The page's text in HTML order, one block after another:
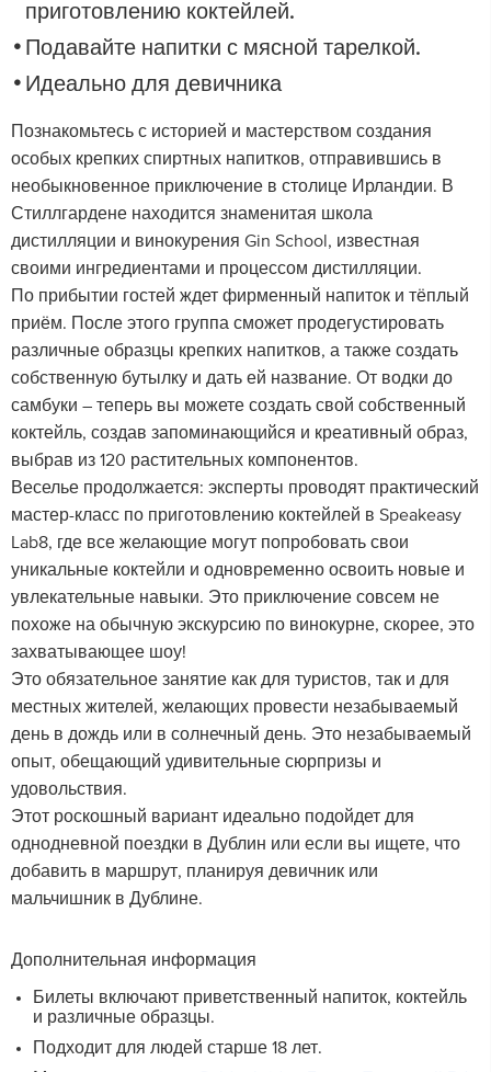
приготовлению коктейлей.
Подавайте напитки с мясной тарелкой.
Идеально для девичника
Познакомьтесь с историей и мастерством создания
особых крепких спиртных напитков, отправившись в
необыкновенное приключение в столице Ирландии. В
Стиллгардене находится знаменитая школа
дистилляции и винокурения Gin School, известная
своими ингредиентами и процессом дистилляции.
По прибытии гостей ждет фирменный напиток и тёплый
приём. После этого группа сможет продегустировать
различные образцы крепких напитков, а также создать
собственную бутылку и дать ей название. От водки до
самбуки – теперь вы можете создать свой собственный
коктейль, создав запоминающийся и креативный образ,
выбрав из 120 растительных компонентов.
Веселье продолжается: эксперты проводят практический
мастер-класс по приготовлению коктейлей в Speakeasy
Lab8, где все желающие могут попробовать свои
уникальные коктейли и одновременно освоить новые и
увлекательные навыки. Это приключение совсем не
похоже на обычную экскурсию по винокурне, скорее, это
захватывающее шоу!
Это обязательное занятие как для туристов, так и для
местных жителей, желающих провести незабываемый
день в дождь или в солнечный день. Это незабываемый
опыт, обещающий удивительные сюрпризы и
удовольствия.
Этот роскошный вариант идеально подойдет для
однодневной поездки в Дублин или если вы ищете, что
добавить в маршрут, планируя девичник или
мальчишник в Дублине.
Дополнительная информация
Билеты включают приветственный напиток, коктейль
и различные образцы.
Подходит для людей старше 18 лет.